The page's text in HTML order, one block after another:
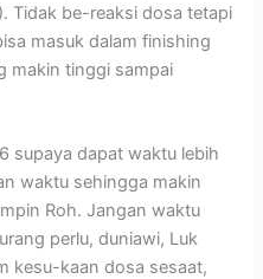
Tidak be-reaksi dosa tetapi
masuk dalam finishing
makin tinggi sampai
supaya dapat waktu lebih
waktu sehingga makin
Roh. Jangan waktu
perlu, duniawi, Luk
kesu-kaan dosa sesaat,